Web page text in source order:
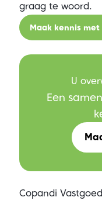
graag te woord.
Maak kennis met
U
Een
Copandi